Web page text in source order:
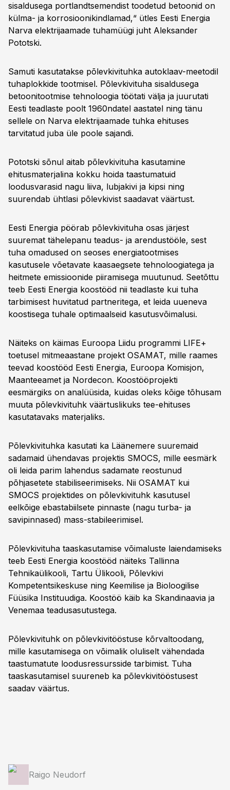
sisaldusega portlandtsemendist toodetud betoonid on
külma- ja korrosioonikindlamad,“ ütles Eesti Energia
Narva elektrijaamade tuhamüügi juht Aleksander
Pototski.
Samuti kasutatakse põlevkivituhka autoklaav-meetodil
tuhaplokkide tootmisel. Põlevkivituha sisaldusega
betoonitootmise tehnoloogia töötati välja ja juurutati
Eesti teadlaste poolt 1960ndatel aastatel ning tänu
sellele on Narva elektrijaamade tuhka ehituses
tarvitatud juba üle poole sajandi.
Pototski sõnul aitab põlevkivituha kasutamine
ehitusmaterjalina kokku hoida taastumatuid
loodusvarasid nagu liiva, lubjakivi ja kipsi ning
suurendab ühtlasi põlevkivist saadavat väärtust.
Eesti Energia pöörab põlevkivituha osas järjest
suuremat tähelepanu teadus- ja arendustööle, sest
tuha omadused on seoses energiatootmises
kasutusele võetavate kaasaegsete tehnoloogiatega ja
heitmete emissioonide piiramisega muutunud. Seetõttu
teeb Eesti Energia koostööd nii teadlaste kui tuha
tarbimisest huvitatud partneritega, et leida uueneva
koostisega tuhale optimaalseid kasutusvõimalusi.
Näiteks on käimas Euroopa Liidu programmi LIFE+
toetusel mitmeaastane projekt OSAMAT, mille raames
teevad koostööd Eesti Energia, Euroopa Komisjon,
Maanteeamet ja Nordecon. Koostööprojekti
eesmärgiks on analüüsida, kuidas oleks kõige tõhusam
muuta põlevkivituhk väärtuslikuks tee-ehituses
kasutatavaks materjaliks.
Põlevkivituhka kasutati ka Läänemere suuremaid
sadamaid ühendavas projektis SMOCS, mille eesmärk
oli leida parim lahendus sadamate reostunud
põhjasetete stabiliseerimiseks. Nii OSAMAT kui
SMOCS projektides on põlevkivituhk kasutusel
eelkõige ebastabiilsete pinnaste (nagu turba- ja
savipinnased) mass-stabileerimisel.
Põlevkivituha taaskasutamise võimaluste laiendamiseks
teeb Eesti Energia koostööd näiteks Tallinna
Tehnikaülikooli, Tartu Ülikooli, Põlevkivi
Kompetentsikeskuse ning Keemilise ja Bioloogilise
Füüsika Instituudiga. Koostöö käib ka Skandinaavia ja
Venemaa teadusasutustega.
Põlevkivituhk on põlevkivitööstuse kõrvaltoodang,
mille kasutamisega on võimalik oluliselt vähendada
taastumatute loodusressursside tarbimist. Tuha
taaskasutamisel suureneb ka põlevkivitööstusest
saadav väärtus.
Raigo Neudorf